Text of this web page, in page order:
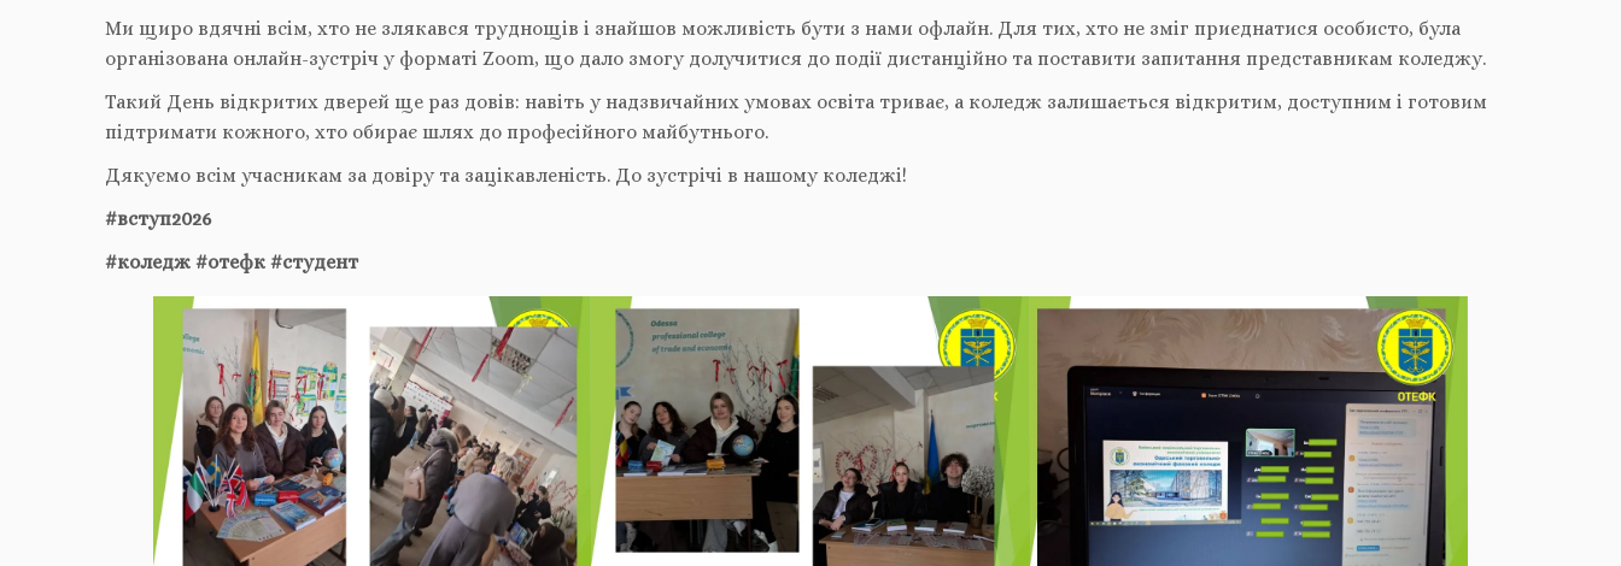
Ми щиро вдячні всім, хто не злякався труднощів і знайшов можливість бути з нами офлайн. Для тих, хто не зміг приєднатися особисто, була
організована онлайн-зустріч у форматі Zoom, що дало змогу долучитися до події дистанційно та поставити запитання представникам коледжу.
Такий День відкритих дверей ще раз довів: навіть у надзвичайних умовах освіта триває, а коледж залишається відкритим, доступним і готовим
підтримати кожного, хто обирає шлях до професійного майбутнього.
Дякуємо всім учасникам за довіру та зацікавленість. До зустрічі в нашому коледжі!
#вступ2026
#коледж #отефк #студент